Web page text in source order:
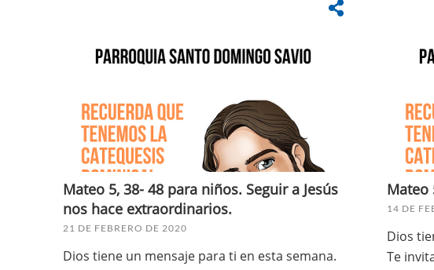
Mateo 5, 38- 48 para niños. Seguir a Jesús
nos hace extraordinarios.
21 DE FEBRERO DE 2020
Dios tiene un mensaje para ti en esta semana.
Mateo
14 DE
Dios
Te